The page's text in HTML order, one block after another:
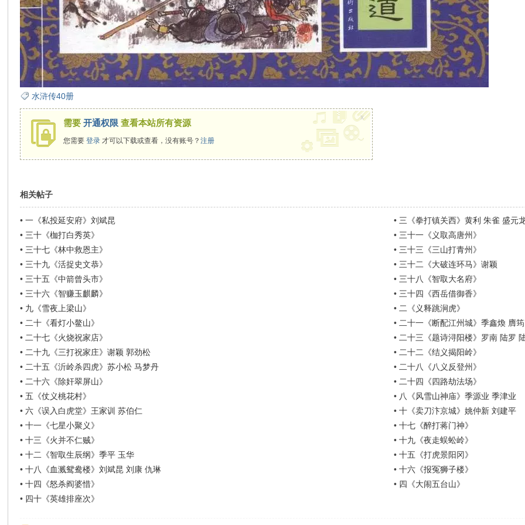
水浒传40册
需要开通权限 查看本站所有资源
您需要登录 才可以下载或查看，没有账号？注册
x
相关帖子
•一《私投延安府》刘斌昆 • 三《拳打镇关西》黄利 朱雀 盛元
• 三十《枷打白秀英》 • 三十一《义取高唐州》
• 三十七《林中救恩主》 • 三十三《三山打青州》
• 三十九《活捉史文恭》 • 三十二《大破连环马》谢颖
• 三十五《中箭曾头市》 • 三十八《智取大名府》
• 三十六《智赚玉麒麟》 • 三十四《西岳借御香》
• 九《雪夜上梁山》 • 二《义释跳涧虎》
• 二十《看灯小鳌山》 • 二十一《断配江州城》季鑫煥 膺
• 二十七《火烧祝家店》 • 二十三《题诗浔阳楼》罗南 陆罗
• 二十九《三打祝家庄》谢颖 郭劲松 • 二十二《结义揭阳岭》
• 二十五《沂岭杀四虎》苏小松 马梦丹 • 二十八《八义反登州》
• 二十六《除奸翠屏山》 • 二十四《四路劫法场》
•五《仗义桃花村》 • 八《风雪山神庙》季源业 季津业
•六《误入白虎堂》王家训 苏伯仁 • 十《卖刀汴京城》姚仲新 刘建平
•十一《七星小聚义》 • 十七《醉打蒋门神》
•十三《火并不仁贼》 • 十九《夜走蜈蚣岭》
•十二《智取生辰纲》季平 玉华 • 十五《打虎景阳冈》
•十八《血溅鸳鸯楼》刘斌昆 刘康 仇琳 • 十六《报冤狮子楼》
•十四《怒杀阎婆惜》 • 四《大闹五台山》
• 四十《英雄排座次》